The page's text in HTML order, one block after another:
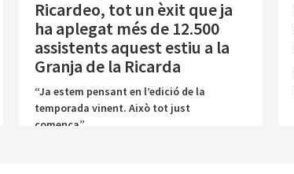
Ricardeo, tot un èxit que ja
ha aplegat més de 12.500
assistents aquest estiu a la
Granja de la Ricarda
“Ja estem pensant en l’edició de la
temporada vinent. Això tot just
comença”,...